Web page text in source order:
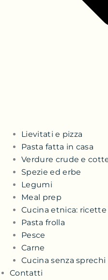
Lievitati e pizza
Pasta fatta in casa
Verdure crude e
Spezie ed erbe
Legumi
Meal prep
Cucina etnica:
Pasta frolla
Pesce
Carne
Cucina senza sprechi
Contatti